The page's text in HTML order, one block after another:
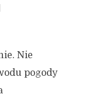
Nie
pogody